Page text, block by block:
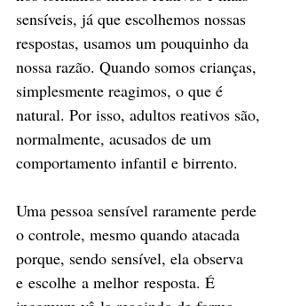
sensíveis, já que escolhemos nossas
respostas, usamos um pouquinho da
nossa razão. Quando somos crianças,
simplesmente reagimos, o que é
natural. Por isso, adultos reativos são,
normalmente, acusados de um
comportamento infantil e birrento.
Uma pessoa sensível raramente perde
o controle, mesmo quando atacada
porque, sendo sensível, ela observa
e escolhe a melhor resposta. É